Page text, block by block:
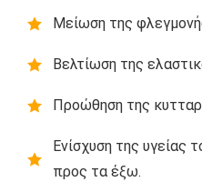
Μείωση της
Βελτίωση της
Προώθηση της
Ενίσχυση της υγείας
προς τα έξω.